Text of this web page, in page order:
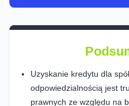
Uzyskanie kredytu dla
odpowiedzialnością jest
prawnych ze względu na